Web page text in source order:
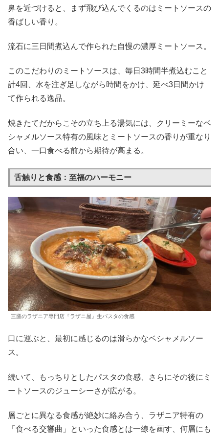
鼻を近づけると、まず飛び込んでくるのはミートソースの
香ばしい香り。
流石に三日間煮込んで作られた自慢の濃厚ミートソース。
このこだわりのミートソースは、毎日3時間半煮込むこと
計4回、水を注ぎ足しながら時間をかけ、延べ3日間かけ
て作られる逸品。
焼きたてだからこその立ち上る湯気には、クリーミーなベ
シャメルソース特有の風味とミートソースの香りが重なり
合い、一口食べる前から期待が高まる。
舌触りと食感：至福のハーモニー
三鷹のラザニア専門店『ラザニ屋』生パスタの食感
口に運ぶと、最初に感じるのは滑らかなベシャメルソー
ス。
続いて、もっちりとしたパスタの食感、さらにその後にミ
ートソースのジューシーさが広がる。
層ごとに異なる食感が絶妙に絡み合う、ラザニア特有の
「食べる交響曲」といった食感とは一線を画す、何層にも